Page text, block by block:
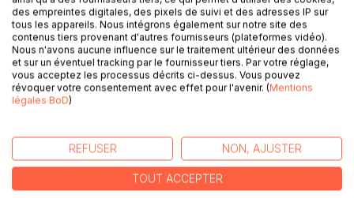
l'écureuil en chocolat et le p'tit tout moche) est partie pour
une expédition bien amusante. Les rebondissements sont
au menu ! Espiègleries félines parfois réelles, voir
surréalistes, destinées à faire rire et rêver les petits et
aussi les grands. Zézaiements, altérations d'expressions
connues pimentent les aventures de nos effrontés. Tout se
déroule sur fond d'amour et de bienveillance. D'autres
AUTEUR(S)
des empreintes digitales, des pixels de suivi et des adresses IP sur
tous les appareils. Nous intégrons également sur notre site des
contenus tiers provenant d'autres fournisseurs (plateformes vidéo).
Nous n'avons aucune influence sur le traitement ultérieur des données
et sur un éventuel tracking par le fournisseur tiers. Par votre réglage,
vous acceptez les processus décrits ci-dessus. Vous pouvez
révoquer votre consentement avec effet pour l'avenir. (Mentions
légales BoD)
REFUSER NON, AJUSTER
TOUT ACCEPTER